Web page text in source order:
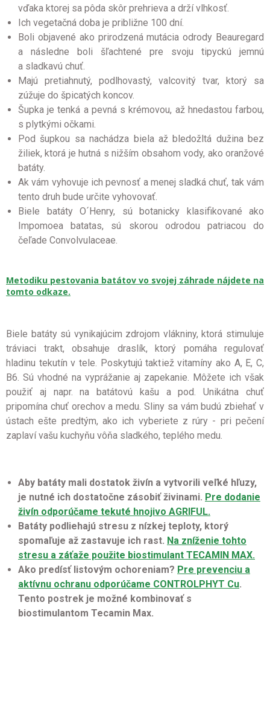
vďaka ktorej sa pôda skôr prehrieva a drží vlhkosť.
Ich vegetačná doba je približne 100 dní.
Boli objavené ako prirodzená mutácia odrody Beauregard
a následne boli šľachtené pre svoju tipyckú jemnú
a sladkavú chuť.
Majú pretiahnutý, podlhovastý, valcovitý tvar, ktorý sa
zúžuje do špicatých koncov.
Šupka je tenká a pevná s krémovou, až hnedastou farbou,
s plytkými očkami.
Pod šupkou sa nachádza biela až bledožltá dužina bez
žiliek, ktorá je hutná s nižším obsahom vody, ako oranžové
batáty.
Ak vám vyhovuje ich pevnosť a menej sladká chuť, tak vám
tento druh bude určite vyhovovať.
Biele batáty O´Henry, sú botanicky klasifikované ako
Impomoea batatas, sú skorou odrodou patriacou do
čeľade Convolvulaceae.
Metodiku pestovania batátov vo svojej záhrade nájdete na
tomto odkaze.
Biele batáty sú vynikajúcim zdrojom vlákniny, ktorá stimuluje
tráviaci trakt, obsahuje draslík, ktorý pomáha regulovať
hladinu tekutín v tele. Poskytujú taktiež vitamíny ako A, E, C,
B6. Sú vhodné na vyprážanie aj zapekanie. Môžete ich však
použiť aj napr. na batátovú kašu a pod. Unikátna chuť
pripomína chuť orechov a medu. Sliny sa vám budú zbiehať v
ústach ešte predtým, ako ich vyberiete z rúry - pri pečení
zaplaví vašu kuchyňu vôňa sladkého, teplého medu.
Aby batáty mali dostatok živín a vytvorili veľké hľuzy,
je nutné ich dostatočne zásobiť živinami. Pre dodanie
živín odporúčame tekuté hnojivo AGRIFUL.
Batáty podliehajú stresu z nízkej teploty, ktorý
spomaľuje až zastavuje ich rast. Na zníženie tohto
stresu a záťaže použite biostimulant TECAMIN MAX.
Ako predísť listovým ochoreniam? Pre prevenciu a
aktívnu ochranu odporúčame CONTROLPHYT Cu.
Tento postrek je možné kombinovať s
biostimulantom Tecamin Max.